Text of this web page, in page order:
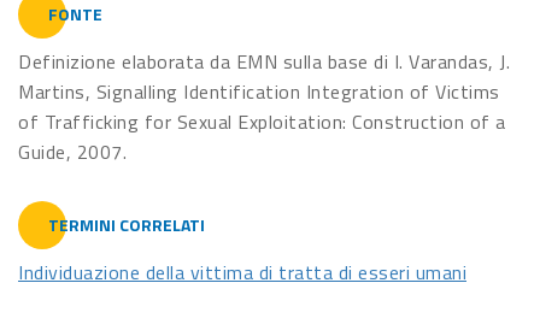
FONTE
Definizione elaborata da EMN sulla base di I. Varandas, J.
Martins, Signalling Identification Integration of Victims
of Trafficking for Sexual Exploitation: Construction of a
Guide, 2007.
TERMINI CORRELATI
Individuazione della vittima di tratta di esseri umani